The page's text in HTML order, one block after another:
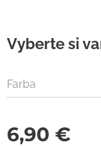
Vyberte si
Farba
6,90 €